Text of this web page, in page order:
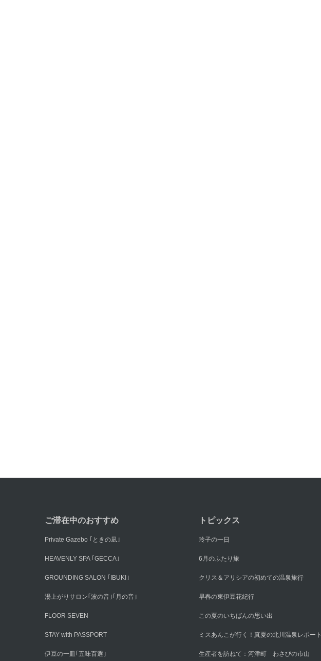
ご滞在中のおすすめ
Private Gazebo ｢ときの凪｣
HEAVENLY SPA ｢GECCA｣
GROUNDING SALON ｢IBUKI｣
湯上がりサロン｢波の音｣｢月の音｣
FLOOR SEVEN
STAY with PASSPORT
伊豆の一皿｢五味百選｣
トピックス
玲子の一日
6月のふたり旅
クリス＆アリシアの初めての温泉旅行
早春の東伊豆花紀行
この夏のいちばんの思い出
ミスあんこが行く！真夏の北川温泉レポート
生産者を訪ねて：河津町 わさびの市山